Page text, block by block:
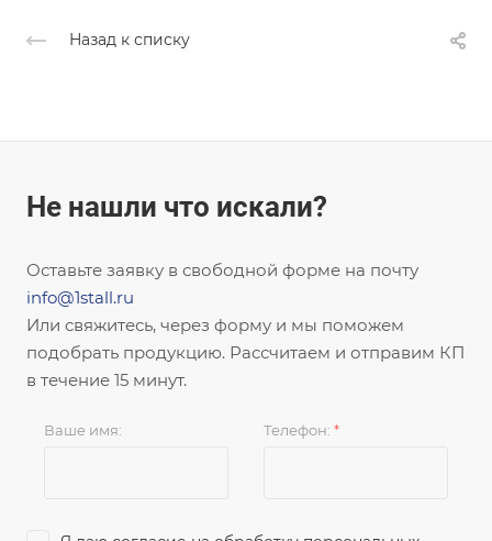
Назад к списку
Не нашли что искали?
Оставьте заявку в свободной форме на почту
info@1stall.ru
Или свяжитесь, через форму и мы поможем
подобрать продукцию. Рассчитаем и отправим КП
в течение 15 минут.
Ваше имя: Телефон: *